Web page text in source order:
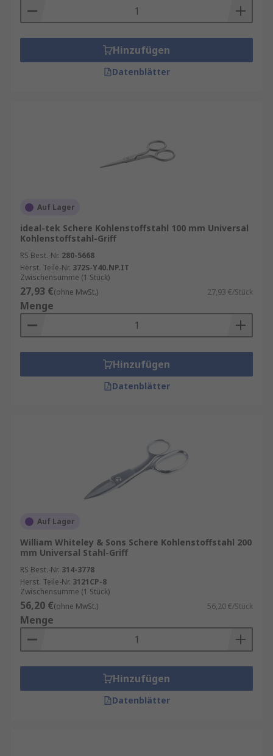
Hinzufügen
Datenblätter
Auf Lager
ideal-tek Schere Kohlenstoffstahl 100 mm Universal
Kohlenstoffstahl-Griff
RS Best.-Nr. 280-5668
Herst. Teile-Nr. 372S-Y40.NP.IT
Zwischensumme (1 Stück)
27,93 €(ohne MwSt.) 27,93 €/Stück
Menge
Hinzufügen
Datenblätter
Auf Lager
William Whiteley & Sons Schere Kohlenstoffstahl 200
mm Universal Stahl-Griff
RS Best.-Nr. 314-3778
Herst. Teile-Nr. 3121CP-8
Zwischensumme (1 Stück)
56,20 €(ohne MwSt.) 56,20 €/Stück
Menge
Hinzufügen
Datenblätter